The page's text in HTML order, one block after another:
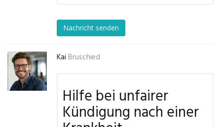
Nachricht senden
Kai Bruschied
Hilfe bei unfairer
Kündigung nach einer